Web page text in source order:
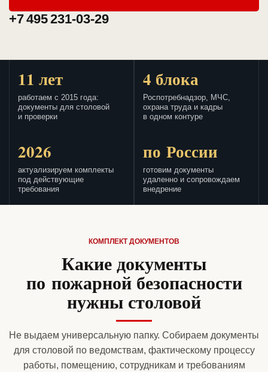
+7 495 231-03-29
11 лет
работаем с 2015 года:
документы для столовой
и проверки
4 блока
Роспотребнадзор, МЧС,
охрана труда и кадры
в одном контуре
2026
актуализируем комплекты
под действующие
требования
по России
готовим документы
удаленно и сопровождаем
внедрение
КОМПЛЕКТ ДОКУМЕНТОВ
Какие документы
по пожарной безопасности
нужны столовой
Не выдаем универсальную папку. Собираем документы
для столовой по ведомствам, фактическому процессу
работы, помещению, сотрудникам и требованиям